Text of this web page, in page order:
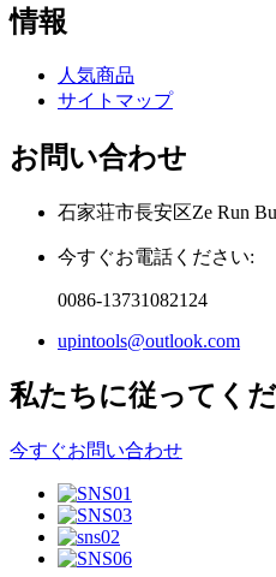
情報
人気商品
サイトマップ
お問い合わせ
石家荘市長安区Ze Run
今すぐお電話ください:
0086-13731082124
upintools@outlook.com
私たちに従ってく
今すぐお問い合わせ